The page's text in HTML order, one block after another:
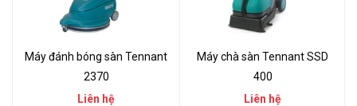
Máy đánh bóng sàn Tennant
2370
Liên hệ
Máy chà sàn Tennant SSD
400
Liên hệ